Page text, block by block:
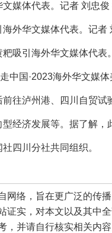
媒体代表。记者 刘忠俊
外华文媒体代表。记者
吸引海外华文媒体代表
国·2023海外华文媒体
往泸州港、四川自贸
经济发展等。据了解
四川分社共同组织。
络，旨在更广泛的传播
证实，对本文以及其中
，并请自行核实相关内